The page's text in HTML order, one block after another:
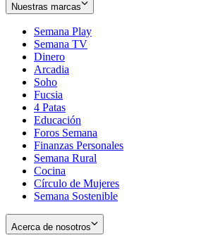
Nuestras marcas
Semana Play
Semana TV
Dinero
Arcadia
Soho
in
new
window
Fucsia
in
new
window
4 Patas
Educación
Foros Semana
Finanzas Personales
Semana Rural
Cocina
Círculo de Mujeres
Semana Sostenible
Acerca de nosotros